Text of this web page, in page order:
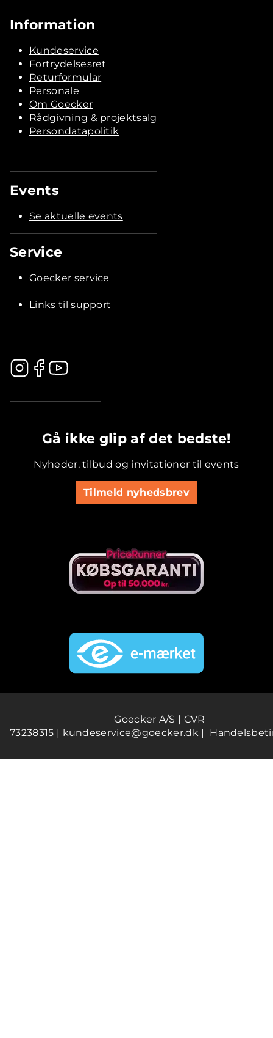
Information
Kundeservice
Fortrydelsesret
Returformular
Personale
Om Goecker
Rådgivning & projektsalg
Persondatapolitik
Events
Se aktuelle events
Service
Goecker service
Links til support
Gå ikke glip af det bedste!
Nyheder, tilbud og invitationer til events
Tilmeld nyhedsbrev
Goecker A/S | CVR
73238315 | kundeservice@goecker.dk |